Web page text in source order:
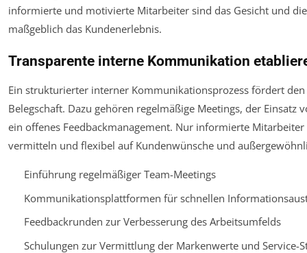
informierte und motivierte Mitarbeiter sind das Gesicht und
maßgeblich das Kundenerlebnis.
Transparente interne Kommunikation
Ein strukturierter interner Kommunikationsprozess fördert
Belegschaft. Dazu gehören regelmäßige Meetings, der
ein offenes Feedbackmanagement. Nur informierte
vermitteln und flexibel auf Kundenwünsche und
Einführung regelmäßiger Team-Meetings
Kommunikationsplattformen für schnellen
Feedbackrunden zur Verbesserung des Arbeitsumfelds
Schulungen zur Vermittlung der Markenwerte und Service-